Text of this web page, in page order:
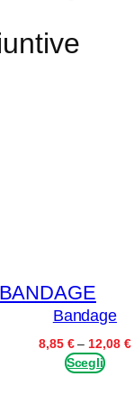
Bandage
8,85 € – 12,08 €
Scegli